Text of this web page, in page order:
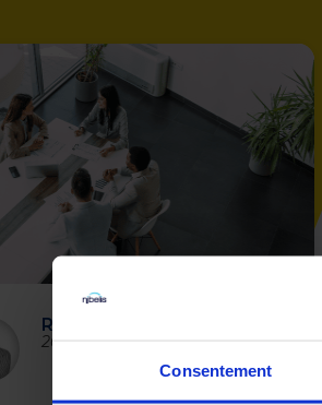
Consentement
Romain Turmel
20 octobre 2025